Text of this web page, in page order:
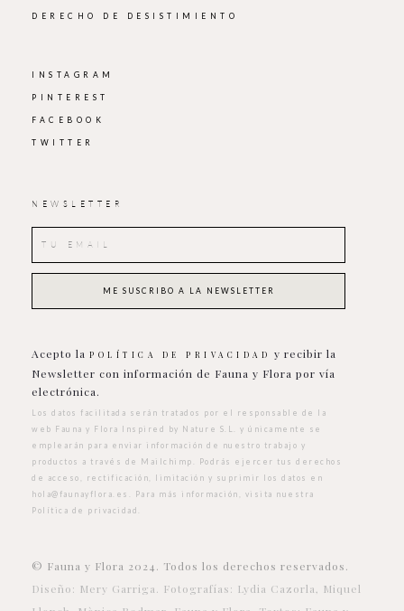
DERECHO DE DESISTIMIENTO
INSTAGRAM
PINTEREST
FACEBOOK
TWITTER
NEWSLETTER
Acepto la POLÍTICA DE PRIVACIDAD
y recibir la
Newsletter con información de Fauna y Flora por vía
electrónica.
Los datos facilitada serán tratados por el responsable de la
web Fauna y Flora Inspired by Nature S.L. y únicamente se
emplearán para enviar información de nuestro trabajo y
productos a través de Mailchimp. Podrás ejercer tus derechos
de acceso, rectificación, limitación y suprimir los datos en
hola@faunayflora.es
. Para más información, visita nuestra
Política de privacidad
© Fauna y Flora 2024. Todos los derechos reservados.
Diseño: Mery Garriga. Fotografías: Lydia Cazorla, Miquel